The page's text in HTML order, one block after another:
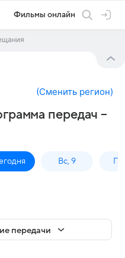
Фильмы онлайн
(Сменить регион)
передач –
Вс, 9
передачи